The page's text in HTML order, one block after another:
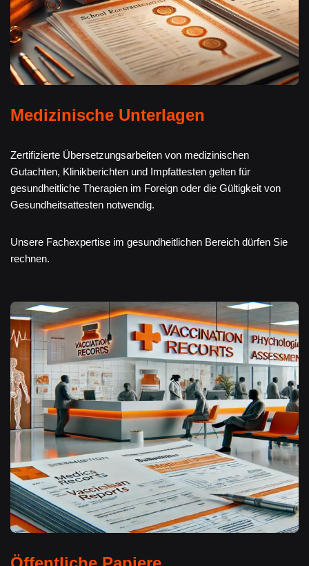
Medizinische Unterlagen
Zertifizierte Übersetzungsarbeiten von medizinischen
Gutachten, Klinikberichten und Impfattesten gelten für
gesundheitliche Therapien im Foreign oder die Gültigkeit von
Gesundheitsattesten notwendig.
Unsere Fachexpertise im gesundheitlichen Bereich dürfen Sie
rechnen.